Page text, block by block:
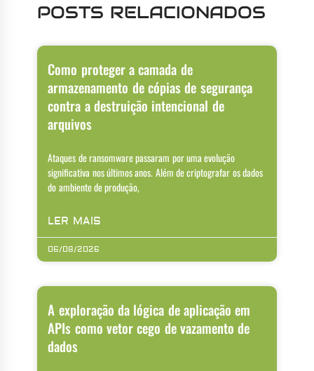
POSTS RELACIONADOS
Como proteger a camada de
armazenamento de cópias de segurança
contra a destruição intencional de
arquivos
Ataques de ransomware passaram por uma evolução
significativa nos últimos anos. Além de criptografar os dados
do ambiente de produção,
LER MAIS
06/08/2026
A exploração da lógica de aplicação em
APIs como vetor cego de vazamento de
dados